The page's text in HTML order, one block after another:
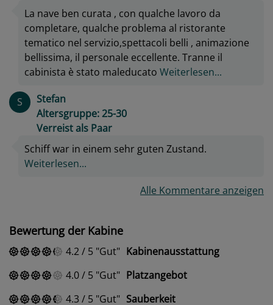
La nave ben curata , con qualche lavoro da
completare, qualche problema al ristorante
tematico nel servizio,spettacoli belli , animazione
bellissima, il personale eccellente. Tranne il
cabinista è stato maleducato Weiterlesen...
S
Stefan
Altersgruppe: 25-30
Verreist als Paar
Schiff war in einem sehr guten Zustand.
Weiterlesen...
Alle Kommentare anzeigen
Bewertung der Kabine
4.2/ 5 Gut
Kabinenausstattung
4.0/ 5 Gut
Platzangebot
4.3 / 5 Gut
Sauberkeit